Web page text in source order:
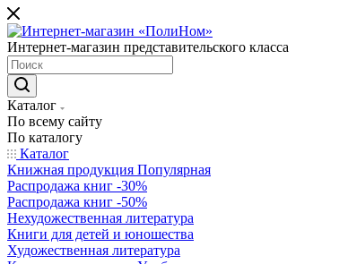
Интернет-магазин представительского класса
Каталог
По всему сайту
По каталогу
Каталог
Книжная продукция Популярная
Распродажа книг -30%
Распродажа книг -50%
Нехудожественная литература
Книги для детей и юношества
Художественная литература